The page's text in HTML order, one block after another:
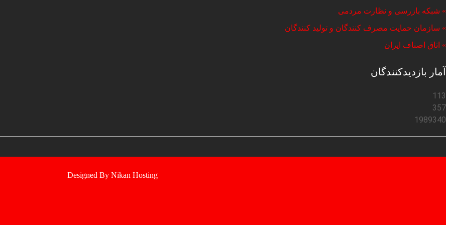
» شبکه بازرسی و نظارت مردمی
» سازمان حمایت مصرف کنندگان و تولید کنندگان
» اتاق اصناف ایران
آمار بازدیدکنندگان
113
357
1989340
Designed By Nikan Hosting